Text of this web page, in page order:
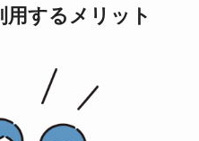
するメリット